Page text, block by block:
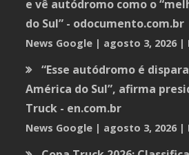
e vê autódromo como o
do Sul” - odocumento.com.br
News Google agosto 3, 2026
“Esse autódromo é
América do Sul”, afirma
Truck - en.com.br
News Google agosto 3, 2026